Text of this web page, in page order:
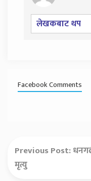
लेखकबाट थप
Facebook Comments
Previous Post:
मृत्यु